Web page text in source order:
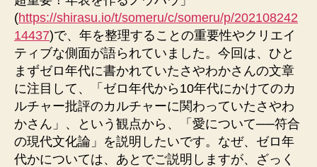
(https://shirasu.io/t/someru/c/someru/p/202108242
14437)で、年を整理することの重要性やクリエイ
ティブな側面が語られていました。今回は、ひと
まずゼロ年代に書かれていたさやわかさんの文章
に注目して、「ゼロ年代から10年代にかけてのカ
ルチャー批評のカルチャーに関わっていたさやわ
かさん」、という観点から、「愛について──符合
の現代文化論」を説明したいです。なぜ、ゼロ年
代かについては、あとでご説明しますが、ざっく